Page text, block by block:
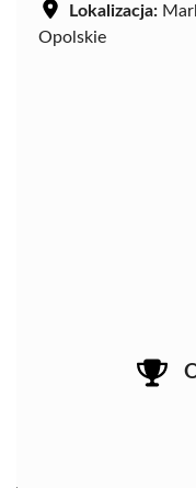
Lokalizacja:
Opolskie